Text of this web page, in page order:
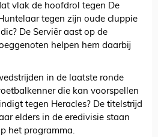
vlak de hoofdrol tegen De
tegen zijn oude cluppie
De Serviër aast op de
helpen hem daarbij
in de laatste ronde
die kan voorspellen
tegen Heracles? De titelstrijd
elders in de eredivisie staan
het programma.